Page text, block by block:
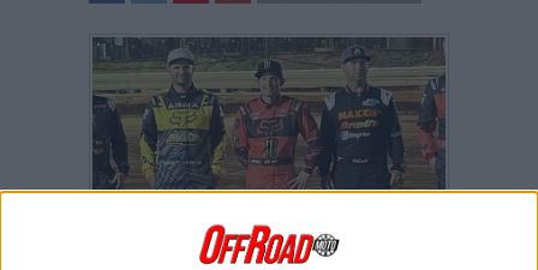
Jeremy McGrathfoi o grande vencedor do